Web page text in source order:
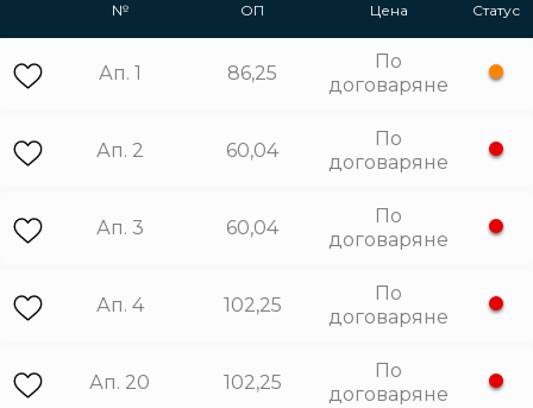
№ ОП Цена Статус
Ап. 1 86,25
По
договаряне
Ап. 2 60,04
По
договаряне
Ап. 3 60,04
По
договаряне
Ап. 4 102,25
По
договаряне
Ап. 20 102,25
По
договаряне